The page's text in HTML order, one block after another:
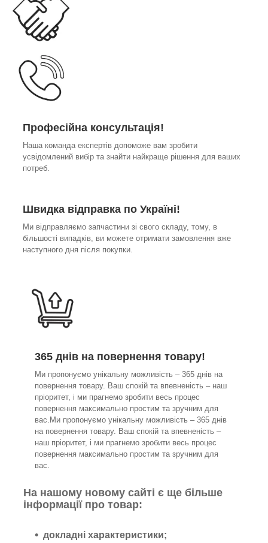
Професійна консультація!
Наша команда експертів допоможе вам зробити
усвідомлений вибір та знайти найкраще рішення для ваших
потреб.
Швидка відправка по Україні!
Ми відправляємо запчастини зі свого складу, тому, в
більшості випадків, ви можете отримати замовлення вже
наступного дня після покупки.
365 днів на повернення товару!
Ми пропонуємо унікальну можливість – 365 днів на
повернення товару. Ваш спокій та впевненість – наш
пріоритет, і ми прагнемо зробити весь процес
повернення максимально простим та зручним для
вас.Ми пропонуємо унікальну можливість – 365 днів
на повернення товару. Ваш спокій та впевненість –
наш пріоритет, і ми прагнемо зробити весь процес
повернення максимально простим та зручним для
вас.
На нашому новому сайті є ще більше
інформації про товар:
докладні характеристики;